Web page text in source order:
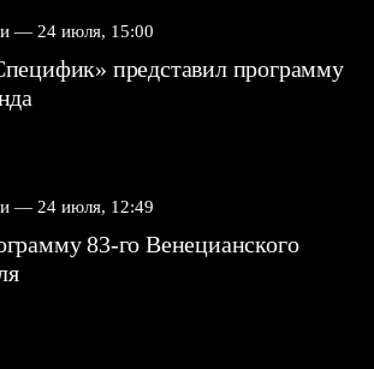
— 24 июля, 15:00
представил программу
— 24 июля, 12:49
83-го Венецианского